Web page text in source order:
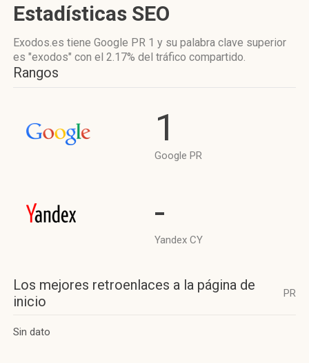
Estadísticas SEO
Exodos.es tiene Google PR 1 y su palabra clave superior
es "exodos" con el 2.17% del tráfico compartido.
Rangos
1
Google PR
-
Yandex CY
Los mejores retroenlaces a la página de
inicio
PR
Sin dato